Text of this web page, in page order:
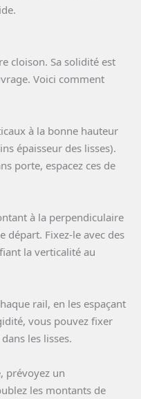
cloison. Sa solidité est
Voici comment
à la bonne hauteur
épaisseur des lisses).
porte, espacez ces de
à la perpendiculaire
départ. Fixez-le avec des
la verticalité au
rail, en les espaçant
vous pouvez fixer
les lisses.
prévoyez un
les montants de